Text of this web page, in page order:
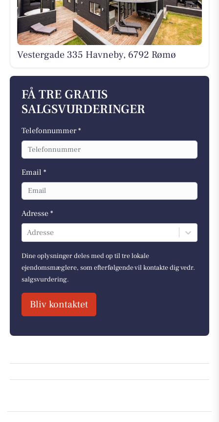
Vestergade 335 Havneby, 6792 Rømø
FÅ TRE GRATIS
SALGSVURDERINGER
Telefonnummer *
Email *
Adresse *
Adresse
Dine oplysninger deles med op til tre lokale
ejendomsmæglere, som efterfølgende vil kontakte dig vedr.
salgsvurdering.
Bliv kontaktet